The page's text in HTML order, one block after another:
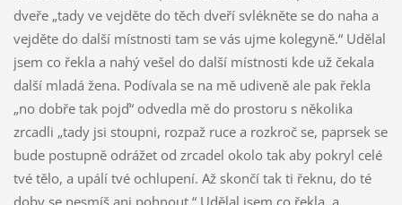
dveře „tady ve vejděte do těch dveří svlékněte se do naha a
vejděte do další místnosti tam se vás ujme kolegyně.“ Udělal
jsem co řekla a nahý vešel do další místnosti kde už čekala
další mladá žena. Podívala se na mě udiveně ale pak řekla
„no dobře tak pojď“ odvedla mě do prostoru s několika
zrcadli „tady jsi stoupni, rozpaž ruce a rozkroč se, paprsek se
bude postupně odrážet od zrcadel okolo tak aby pokryl celé
tvé tělo, a upálí tvé ochlupení. Až skončí tak ti řeknu, do té